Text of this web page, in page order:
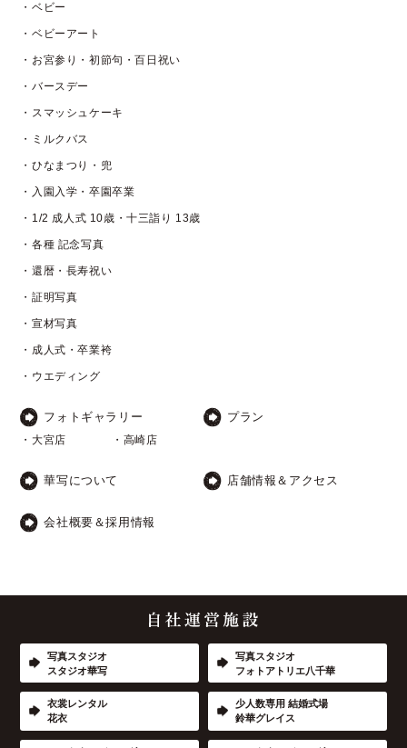
・ベビー
・ベビーアート
・お宮参り・初節句・百日祝い
・バースデー
・スマッシュケーキ
・ミルクバス
・ひなまつり・兜
・入園入学・卒園卒業
・1/2 成人式 10歳・十三詣り 13歳
・各種 記念写真
・還暦・長寿祝い
・証明写真
・宣材写真
・成人式・卒業袴
・ウエディング
フォトギャラリー
・大宮店 ・高崎店
プラン
華写について 店舗情報＆アクセス
会社概要＆採用情報
写真スタジオ
スタジオ華写
写真スタジオ
フォトアトリエ八千華
衣裳レンタル
花衣
少人数専用 結婚式場
鈴華グレイス